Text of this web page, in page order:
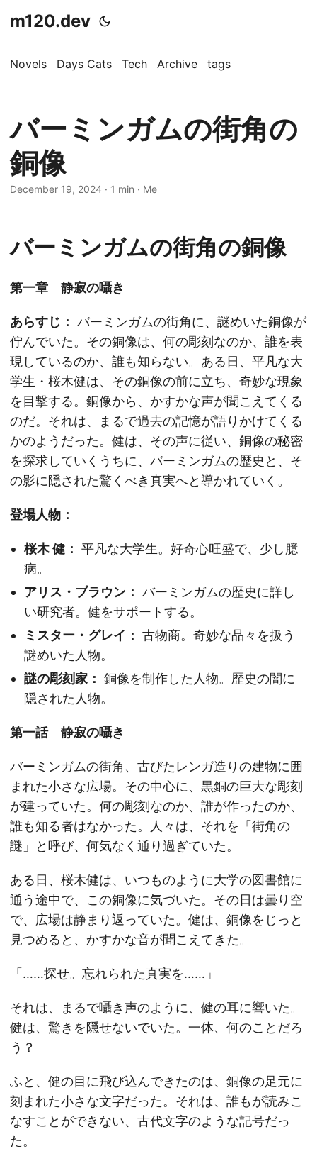
m120.dev
Novels Days Cats Tech Archive tags
バーミンガムの街角の
銅像
December 19, 2024 · 1 min · Me
バーミンガムの街角の銅像
第一章 静寂の囁き
あらすじ： バーミンガムの街角に、謎めいた銅像が
佇んでいた。その銅像は、何の彫刻なのか、誰を表
現しているのか、誰も知らない。ある日、平凡な大
学生・桜木健は、その銅像の前に立ち、奇妙な現象
を目撃する。銅像から、かすかな声が聞こえてくる
のだ。それは、まるで過去の記憶が語りかけてくる
かのようだった。健は、その声に従い、銅像の秘密
を探求していくうちに、バーミンガムの歴史と、そ
の影に隠された驚くべき真実へと導かれていく。
登場人物：
桜木 健： 平凡な大学生。好奇心旺盛で、少し臆
病。
アリス・ブラウン： バーミンガムの歴史に詳し
い研究者。健をサポートする。
ミスター・グレイ： 古物商。奇妙な品々を扱う
謎めいた人物。
謎の彫刻家： 銅像を制作した人物。歴史の闇に
隠された人物。
第一話 静寂の囁き
バーミンガムの街角、古びたレンガ造りの建物に囲
まれた小さな広場。その中心に、黒銅の巨大な彫刻
が建っていた。何の彫刻なのか、誰が作ったのか、
誰も知る者はなかった。人々は、それを「街角の
謎」と呼び、何気なく通り過ぎていた。
ある日、桜木健は、いつものように大学の図書館に
通う途中で、この銅像に気づいた。その日は曇り空
で、広場は静まり返っていた。健は、銅像をじっと
見つめると、かすかな音が聞こえてきた。
「……探せ。忘れられた真実を……」
それは、まるで囁き声のように、健の耳に響いた。
健は、驚きを隠せないでいた。一体、何のことだろ
う？
ふと、健の目に飛び込んできたのは、銅像の足元に
刻まれた小さな文字だった。それは、誰もが読みこ
なすことができない、古代文字のような記号だっ
た。